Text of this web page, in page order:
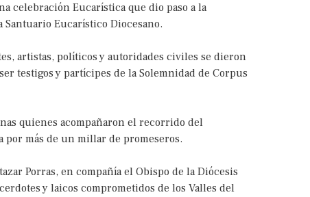
celebración Eucarística que dio paso a la
Santuario Eucarístico Diocesano.
artistas, políticos y autoridades civiles se dieron
testigos y partícipes de la Solemnidad de Corpus
quienes acompañaron el recorrido del
por más de un millar de promeseros.
Porras, en compañía el Obispo de la Diócesis
y laicos comprometidos de los Valles del